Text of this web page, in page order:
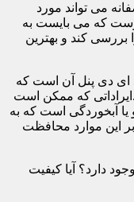
می تواند مورد
که می بایست به
بررسی کند و بهترین
ای دی پنل آن است که
که ممکن است
یا آبخوردگی است که به
این موارد محافظت
دارد؟ آیا کیفیت